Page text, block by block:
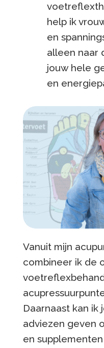
help ik
en
alleen naar
jouw hele
en
Vanuit mijn
combineer ik de
Daarnaast kan ik
adviezen geven
en